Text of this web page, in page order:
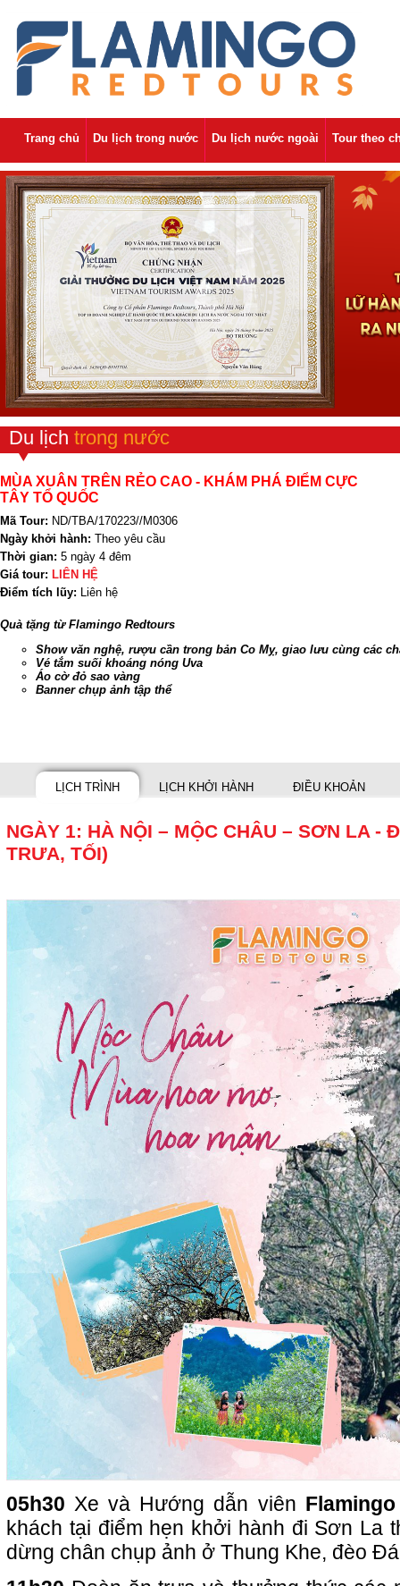
Trang chủ Du lịch trong nước Du lịch nước ngoài Tour theo
Du lịch trong nước
MÙA XUÂN TRÊN RẺO CAO - KHÁM PHÁ ĐIỂM CỰC
TÂY TỔ QUỐC
Mã Tour: ND/TBA/170223//M0306
Ngày khởi hành: Theo yêu cầu
Thời gian: 5 ngày 4 đêm
Giá tour: LIÊN HỆ
Điểm tích lũy: Liên hệ
Quà tặng từ Flamingo Redtours
Show văn nghệ, rượu cần trong bản Co Mỵ, giao lưu cùng các
Vé tắm suối khoáng nóng Uva
Áo cờ đỏ sao vàng
Banner chụp ảnh tập thể
LỊCH TRÌNH LỊCH KHỞI HÀNH ĐIỀU KHOẢN
NGÀY 1: HÀ NỘI – MỘC CHÂU – SƠN LA -
TRƯA, TỐI)
05h30 Xe và Hướng dẫn viên
khách tại điểm hẹn khởi hành đi Sơn La
dừng chân chụp ảnh ở Thung Khe, đèo